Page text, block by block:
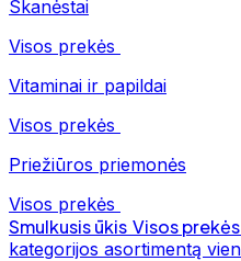
Skanėstai
Visos prekės
Vitaminai ir papildai
Visos prekės
Priežiūros priemonės
Visos prekės
Smulkusis ūkis Visos prekės
kategorijos asortimentą